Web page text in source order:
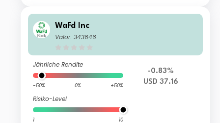
WaFd Inc
Valor: 343646
Jährliche Rendite
-50% 0% +50%
Risiko-Level
1 10
-0.83%
USD 37.16